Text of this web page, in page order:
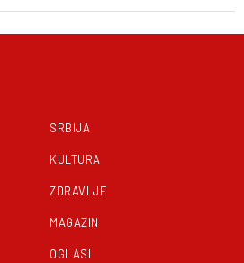
SRBIJA
KULTURA
ZDRAVLJE
MAGAZIN
OGLASI